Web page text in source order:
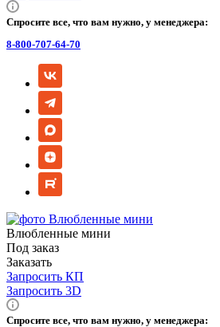
Спросите все, что вам нужно, у менеджера:
8-800-707-64-70
Влюбленные мини
Под заказ
Заказать
Запросить КП
Запросить 3D
Спросите все, что вам нужно, у менеджера: